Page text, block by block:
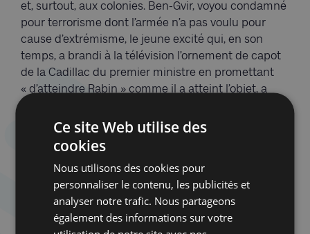
et, surtout, aux colonies. Ben-Gvir, voyou condamné
pour terrorisme dont l’armée n’a pas voulu pour
cause d’extrémisme, le jeune excité qui, en son
temps, a brandi à la télévision l’ornement de capot
de la Cadillac du premier ministre en promettant
« d’atteindre Rabin » comme il a atteint l’objet, a
botte. Smotrich, partisan déclaré de l’expulsion des
Palestiniens, s’est vu investir de l’autorité suprême
sur les Territoires. De tous les péchés de
Netanyahou, aller chercher les kahanistes et les
messianiques dans les marches folles de la
politique israélienne et les propulser au cœur du
pouvoir, restera comme l’un des pires. Ces gens-là
Ce site Web utilise des
cookies
Nous utilisons des cookies pour
personnaliser le contenu, les publicités et
analyser notre trafic. Nous partageons
également des informations sur votre